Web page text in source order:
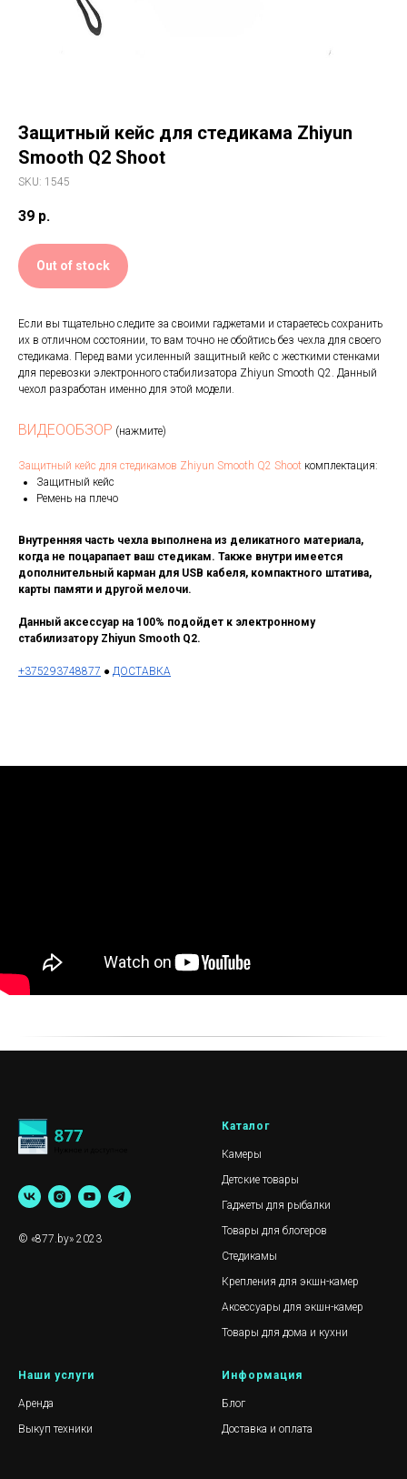
Защитный кейс для стедикама Zhiyun
Smooth Q2 Shoot
SKU: 1545
39 р.
Out of stock
Если вы тщательно следите за своими гаджетами и стараетесь сохранить
их в отличном состоянии, то вам точно не обойтись без чехла для своего
стедикама. Перед вами усиленный защитный кейс с жесткими стенками
для перевозки электронного стабилизатора Zhiyun Smooth Q2. Данный
чехол разработан именно для этой модели.
ВИДЕООБЗОР (нажмите)
Защитный кейс для стедикамов Zhiyun Smooth Q2 Shoot комплектация:
Защитный кейс
Ремень на плечо
Внутренняя часть чехла выполнена из деликатного материала,
когда не поцарапает ваш стедикам. Также внутри имеется
дополнительный карман для USB кабеля, компактного штатива,
карты памяти и другой мелочи.
Данный аксессуар на 100% подойдет к электронному
стабилизатору Zhiyun Smooth Q2.
+375293748877 ● ДОСТАВКА
© «877.by» 2023
Каталог
Камеры
Детские товары
Гаджеты для рыбалки
Товары для блогеров
Стедикамы
Крепления для экшн-камер
Аксессуары для экшн-камер
Товары для дома и кухни
Наши услуги
Аренда
Выкуп техники
Информация
Блог
Доставка и оплата